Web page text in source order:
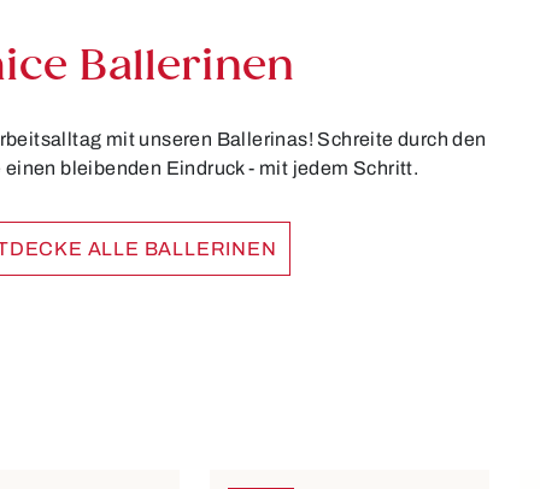
Ballerinen
mit unseren Ballerinas! Schreite durch den
bleibenden Eindruck - mit jedem Schritt.
ALLE BALLERINEN